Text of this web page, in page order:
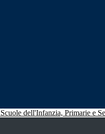
Scuole dell'Infanzia, Primarie e